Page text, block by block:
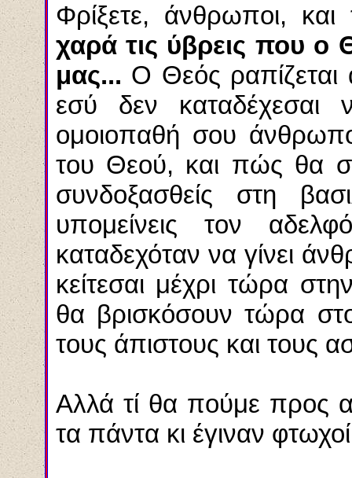
Φρίξετε, άνθρωποι,
χαρά τις ύβρεις που ο
μας... Ο Θεός ραπίζεται
εσύ δεν
ομοιοπαθή σου
του Θεού, και πώς θα
συνδοξασθείς στη
υπομείνεις τον
καταδεχόταν να γίνει
κείτεσαι μέχρι τώρα
θα βρισκόσουν τώρα
τους άπιστους και τους
Αλλά τί θα πούμε προς
τα πάντα κι έγιναν